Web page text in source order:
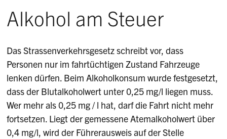
Alkohol am Steuer
Das Strassenverkehrsgesetz schreibt vor, dass
Personen nur im fahrtüchtigen Zustand Fahrzeuge
lenken dürfen. Beim Alkoholkonsum wurde festgesetzt,
dass der Blutalkoholwert unter 0,25 mg/l liegen muss.
Wer mehr als 0,25 mg / l hat, darf die Fahrt nicht mehr
fortsetzen. Liegt der gemessene Atemalkoholwert über
0,4 mg/l, wird der Führerausweis auf der Stelle